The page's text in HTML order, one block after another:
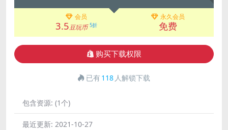
会员
3.5豆玩币 5折
永久会员
免费
购买下载权限
已有118 人解锁下载
包含资源: (1个)
最近更新: 2021-10-27